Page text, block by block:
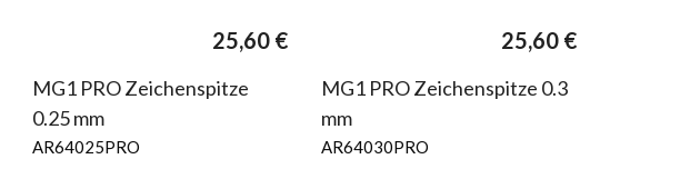
25,60 €
MG1 PRO Zeichenspitze
0.25 mm
AR64025PRO
25,60 €
MG1 PRO Zeichenspitze 0.3
mm
AR64030PRO